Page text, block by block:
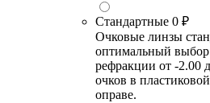
Стандартные 0 ₽
Очковые линзы
оптимальный выбор
рефракции от -2.00
очков в
оправе.